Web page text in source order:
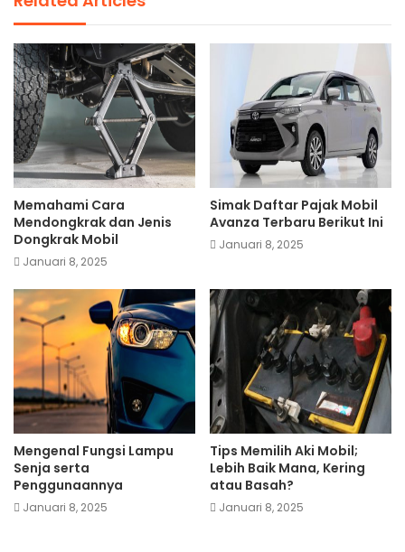
Memahami Cara
Mendongkrak dan Jenis
Dongkrak Mobil
Januari 8, 2025
Simak Daftar Pajak Mobil
Avanza Terbaru Berikut Ini
Januari 8, 2025
Mengenal Fungsi Lampu
Senja serta
Penggunaannya
Januari 8, 2025
Tips Memilih Aki Mobil;
Lebih Baik Mana, Kering
atau Basah?
Januari 8, 2025